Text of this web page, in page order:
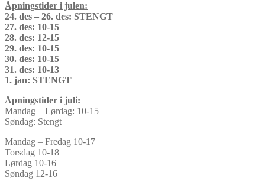
Åpningstider i julen:
24. des – 26. des: STENGT
27. des: 10-15
28. des: 12-15
29. des: 10-15
30. des: 10-15
31. des: 10-13
1. jan: STENGT
Åpningstider i juli:
Mandag – Lørdag: 10-15
Søndag: Stengt
Mandag – Fredag 10-17
Torsdag 10-18
Lørdag 10-16
Søndag 12-16